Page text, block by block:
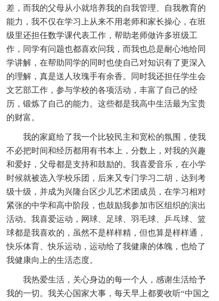
差，而我的父母从小就培养我的自我管理、自我教育的
能力，我不仅在学习上从来不用老师和家长操心，在班
级里还担任数学课代表工作，帮助老师做许多班级工
作，同学有问题也都喜欢问我，而我也总是耐心地给同
学讲解，在帮助同学的同时也使自己对知识有了更深入
的理解，真是送人玫瑰手有余香。同时我还担任学生会
文艺部工作，参与学校的各项活动，丰富了自己的经
历，锻炼了自己的能力。这些都是我高中生活最为宝贵
的财富。
我的家庭给了我一个比较民主和宽松的氛围，使我
不必把时间和经历都用有书本上，分数上，对我的兴趣
和爱好，父母都是支持和鼓励的。我喜爱音乐，在小学
时候就被选入学校乐团，后来又专门学习二胡，达到考
级十级，并成为兴隆台区少儿艺术团成员，在学习相对
紧张的中学和高中阶段，也鼓励我参加市区组织的演出
活动。我喜爱运动，网球、足球、羽毛球、乒乓球、篮
球都是我喜欢的，虽然不是样样精，但也算是样样通，
快乐体育、快乐运动，运动给了我健康的体魄，也给了
我健康向上的生活态度。
我热爱生活，关心身边的每一个人，感谢生活给予
我的一切。我关心国家大事，每天早上都要收听“中国之